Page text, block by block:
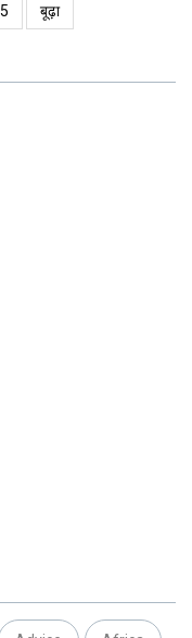
5 बूढ़ा